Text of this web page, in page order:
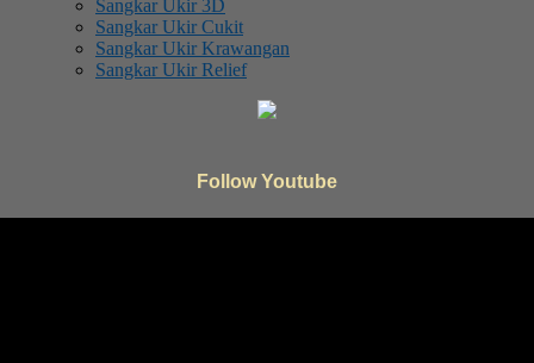
Sangkar Ukir 3D
Sangkar Ukir Cukit
Sangkar Ukir Krawangan
Sangkar Ukir Relief
Follow Youtube